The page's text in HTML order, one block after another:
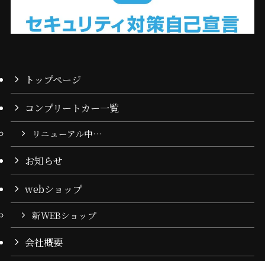
トップページ
コンプリートカー一覧
リニューアル中…
お知らせ
webショップ
新WEBショップ
会社概要